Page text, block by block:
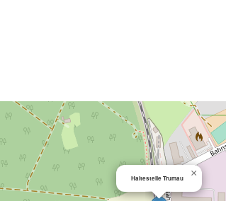
Haltestelle Trumau ×